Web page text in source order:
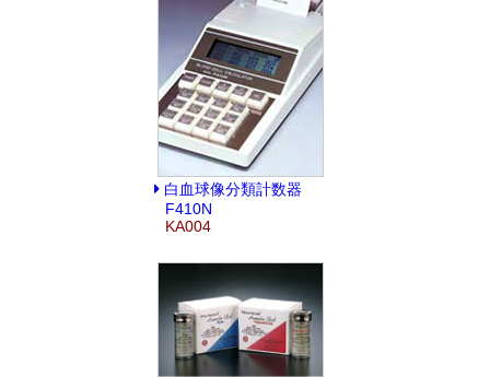
白血球像分類計数器
F410N
KA004